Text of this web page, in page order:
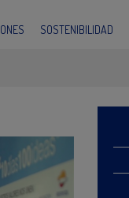
SOSTENIBILIDAD